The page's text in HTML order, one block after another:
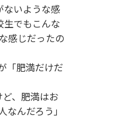
ないような感
生でもこんな
感じだったの
「肥満だけだ
、肥満はお
んだろう」